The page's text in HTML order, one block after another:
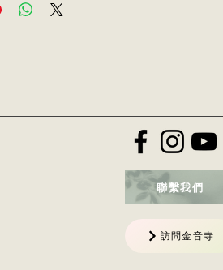
好地方。提供有關您的運輸政策的簡單信息
聯繫我們
訪問金音寺